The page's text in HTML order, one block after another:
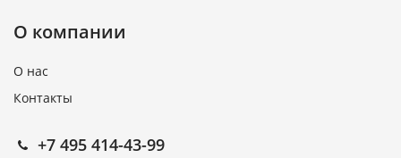
О компании
О нас
Контакты
+7 495 414-43-99